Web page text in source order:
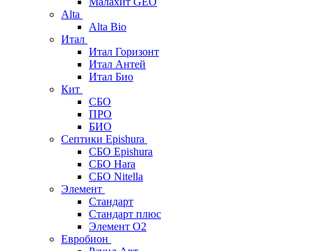
Alta
Alta Bio
Итал
Итал Горизонт
Итал Антей
Итал Био
Кит
СБО
ПРО
БИО
Септики Epishura
СБО Epishura
СБО Hara
СБО Nitella
Элемент
Стандарт
Стандарт плюс
Элемент О2
Евробион